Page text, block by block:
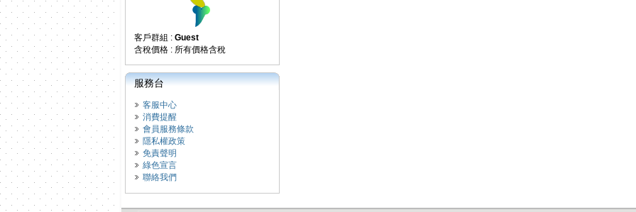
客戶群組 : Guest
含稅價格 : 所有價格含稅
服務台
客服中心
消費提醒
會員服務條款
隱私權政策
免責聲明
綠色宣言
聯絡我們